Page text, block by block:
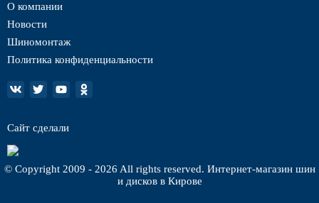
О компании
Новости
Шиномонтаж
Политика конфиденциальности
Сайт сделали
© Copyright 2009 - 2026 All rights reserved. Интернет-магазин шин
и дисков в Кирове